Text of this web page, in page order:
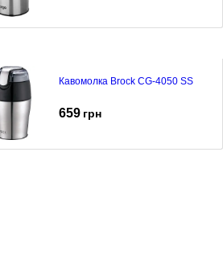
Кавомолка Brock CG-4050 SS
659 грн